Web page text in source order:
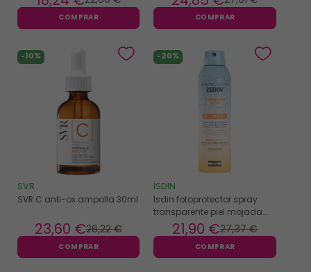
COMPRAR COMPRAR
-10%
SVR
SVR C anti-ox ampolla 30ml
26,22 €
23,60 €
COMPRAR
-20%
ISDIN
Isdin fotoprotector spray
transparente piel mojada
spf50 250ml
27,37 €
21,90 €
COMPRAR